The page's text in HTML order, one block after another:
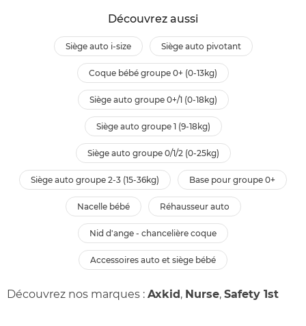
Découvrez aussi
siège auto i-size siège auto pivotant
coque bébé groupe 0+ (0-13kg)
siège auto groupe 0+/1 (0-18kg)
siège auto groupe 1 (9-18kg)
siège auto groupe 0/1/2 (0-25kg)
siège auto groupe 2-3 (15-36kg) base pour groupe 0+
nacelle bébé réhausseur auto
nid d'ange - chancelière coque
accessoires auto et siège bébé
Découvrez nos marques : Axkid , Nurse, Safety 1st